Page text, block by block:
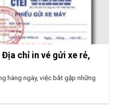
chỉ in vé gửi xe rẻ,
hàng ngày, việc bắt gặp những